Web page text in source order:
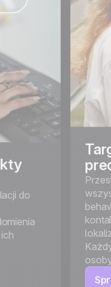
do